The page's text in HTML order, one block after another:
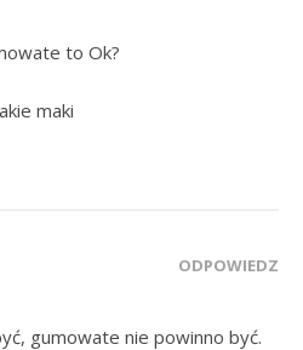
to Ok?
maki
ODPOWIEDZ
gumowate nie powinno być.